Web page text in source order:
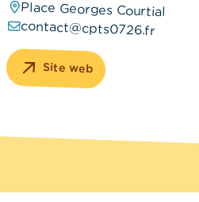
Place Georges Courtial
contact@cpts0726.fr
Site web